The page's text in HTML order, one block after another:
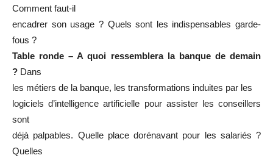
Comment faut-il
encadrer son usage ? Quels sont les indispensables garde-
fous ?
Table ronde – A quoi ressemblera la banque de demain
? Dans
les métiers de la banque, les transformations induites par les
logiciels d’intelligence artificielle pour assister les conseillers
sont
déjà palpables. Quelle place dorénavant pour les salariés ?
Quelles